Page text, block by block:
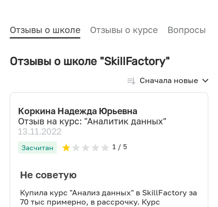
Отзывы о школе Отзывы о курсе Вопросы и
Отзывы о школе "SkillFactory"
Сначала новые
Коркина Надежда Юрьевна
Отзыв на курс: "Аналитик данных"
13.11.2022
Засчитан 1 / 5
Не советую
Купила курс "Анализ данных" в SkillFactory за
70 тыс примерно, в рассрочку. Курс